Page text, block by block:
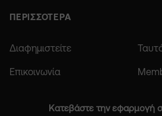
ΠΕΡΙΣΣΟΤΕΡΑ
Διαφημιστείτε
Επικοινωνία
Κατεβάστε την εφαρμογή